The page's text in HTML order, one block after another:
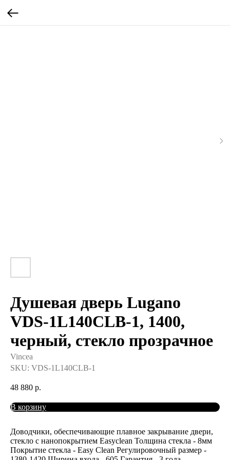
Душевая дверь Lugano
VDS-1L140CLB-1, 1400,
черный, стекло прозрачное
Vincea
SKU: VDS-1L140CLB-1
48 880 р.
В корзину
Доводчики, обеспечивающие плавное закрывание двери,
стекло с нанопокрытием Easyclean Толщина стекла - 8мм
Покрытие стекла - Easy Clean Регулировочный размер -